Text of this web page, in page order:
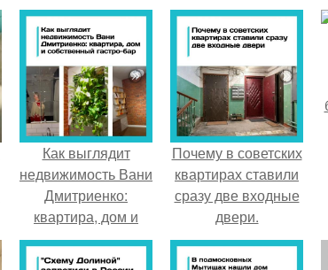
Как выглядит
недвижимость Вани
Дмитриенко:
квартира, дом и
собственный гастро
- бар.
Почему в советских
квартирах ставили
сразу две входные
двери.